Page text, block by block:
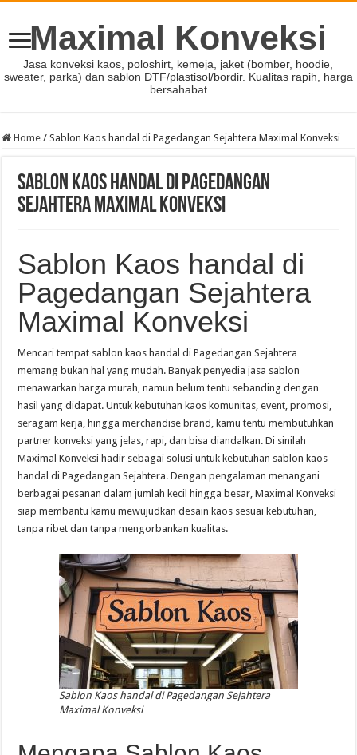
Maximal Konveksi
Jasa konveksi kaos, poloshirt, kemeja, jaket (bomber, hoodie,
sweater, parka) dan sablon DTF/plastisol/bordir. Kualitas rapih, harga
bersahabat
Home / Sablon Kaos handal di Pagedangan Sejahtera Maximal Konveksi
Sablon Kaos handal di Pagedangan
Sejahtera Maximal Konveksi
Sablon Kaos handal di
Pagedangan Sejahtera
Maximal Konveksi
Mencari tempat sablon kaos handal di Pagedangan Sejahtera
memang bukan hal yang mudah. Banyak penyedia jasa sablon
menawarkan harga murah, namun belum tentu sebanding dengan
hasil yang didapat. Untuk kebutuhan kaos komunitas, event, promosi,
seragam kerja, hingga merchandise brand, kamu tentu membutuhkan
partner konveksi yang jelas, rapi, dan bisa diandalkan. Di sinilah
Maximal Konveksi hadir sebagai solusi untuk kebutuhan sablon kaos
handal di Pagedangan Sejahtera. Dengan pengalaman menangani
berbagai pesanan dalam jumlah kecil hingga besar, Maximal Konveksi
siap membantu kamu mewujudkan desain kaos sesuai kebutuhan,
tanpa ribet dan tanpa mengorbankan kualitas.
Sablon Kaos handal di Pagedangan Sejahtera
Maximal Konveksi